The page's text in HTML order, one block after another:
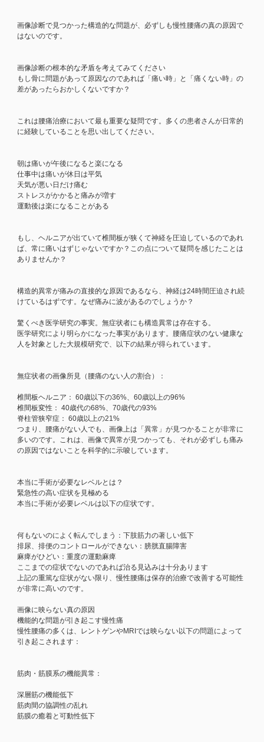
画像診断で見つかった構造的な問題が、必ずしも慢性腰痛の真の原因で
はないのです。
画像診断の根本的な矛盾を考えてみてください
もし骨に問題があって原因なのであれば「痛い時」と「痛くない時」の
差があったらおかしくないですか？
これは腰痛治療において最も重要な疑問です。多くの患者さんが日常的
に経験していることを思い出してください。
朝は痛いが午後になると楽になる
仕事中は痛いが休日は平気
天気が悪い日だけ痛む
ストレスがかかると痛みが増す
運動後は楽になることがある
もし、ヘルニアが出ていて椎間板が狭くて神経を圧迫しているのであれ
ば、常に痛いはずじゃないですか？この点について疑問を感じたことは
ありませんか？
構造的異常が痛みの直接的な原因であるなら、神経は24時間圧迫され続
けているはずです。なぜ痛みに波があるのでしょうか？
驚くべき医学研究の事実。無症状者にも構造異常は存在する。
医学研究により明らかになった事実があります。腰痛症状のない健康な
人を対象とした大規模研究で、以下の結果が得られています。
無症状者の画像所見（腰痛のない人の割合）：
椎間板ヘルニア： 60歳以下の36%、60歳以上の96%
椎間板変性： 40歳代の68%、70歳代の93%
脊柱管狭窄症： 60歳以上の21%
つまり、腰痛がない人でも、画像上は「異常」が見つかることが非常に
多いのです。これは、画像で異常が見つかっても、それが必ずしも痛み
の原因ではないことを科学的に示唆しています。
本当に手術が必要なレベルとは？
緊急性の高い症状を見極める
本当に手術が必要レベルは以下の症状です。
何もないのによく転んでしまう：下肢筋力の著しい低下
排尿、排便のコントロールができない：膀胱直腸障害
麻痺がひどい：重度の運動麻痺
ここまでの症状でないのであれば治る見込みは十分あります
上記の重篤な症状がない限り、慢性腰痛は保存的治療で改善する可能性
が非常に高いのです。
画像に映らない真の原因
機能的な問題が引き起こす慢性痛
慢性腰痛の多くは、レントゲンやMRIでは映らない以下の問題によって
引き起こされます：
筋肉・筋膜系の機能異常：
深層筋の機能低下
筋肉間の協調性の乱れ
筋膜の癒着と可動性低下